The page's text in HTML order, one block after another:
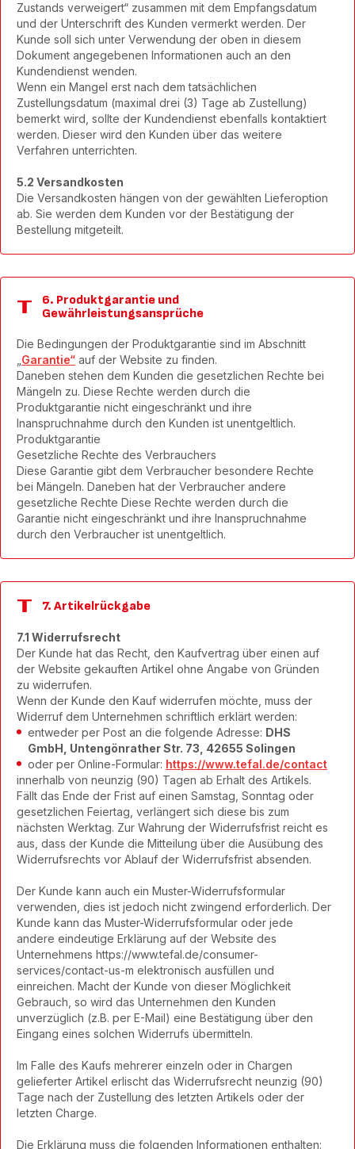
Zustands verweigert“ zusammen mit dem Empfangsdatum
und der Unterschrift des Kunden vermerkt werden. Der
Kunde soll sich unter Verwendung der oben in diesem
Dokument angegebenen Informationen auch an den
Kundendienst wenden.
Wenn ein Mangel erst nach dem tatsächlichen
Zustellungsdatum (maximal drei (3) Tage ab Zustellung)
bemerkt wird, sollte der Kundendienst ebenfalls kontaktiert
werden. Dieser wird den Kunden über das weitere
Verfahren unterrichten.
5.2 Versandkosten
Die Versandkosten hängen von der gewählten Lieferoption
ab. Sie werden dem Kunden vor der Bestätigung der
Bestellung mitgeteilt.
6. Produktgarantie und
Gewährleistungsansprüche
Die Bedingungen der Produktgarantie sind im Abschnitt
Garantie“ auf der Website zu finden.
Daneben stehen dem Kunden die gesetzlichen Rechte bei
Mängeln zu. Diese Rechte werden durch die
Produktgarantie nicht eingeschränkt und ihre
Inanspruchnahme durch den Kunden ist unentgeltlich.
Produktgarantie
Gesetzliche Rechte des Verbrauchers
Diese Garantie gibt dem Verbraucher besondere Rechte
bei Mängeln. Daneben hat der Verbraucher andere
gesetzliche Rechte Diese Rechte werden durch die
Garantie nicht eingeschränkt und ihre Inanspruchnahme
durch den Verbraucher ist unentgeltlich.
7. Artikelrückgabe
7.1 Widerrufsrecht
Der Kunde hat das Recht, den Kaufvertrag über einen auf
der Website gekauften Artikel ohne Angabe von Gründen
zu widerrufen.
Wenn der Kunde den Kauf widerrufen möchte, muss der
Widerruf dem Unternehmen schriftlich erklärt werden:
entweder per Post an die folgende Adresse: DHS
GmbH, Untengönrather Str. 73, 42655 Solingen
oder per Online-Formular: https://www.tefal.de/contact
innerhalb von neunzig (90) Tagen ab Erhalt des Artikels.
Fällt das Ende der Frist auf einen Samstag, Sonntag oder
gesetzlichen Feiertag, verlängert sich diese bis zum
nächsten Werktag. Zur Wahrung der Widerrufsfrist reicht es
aus, dass der Kunde die Mitteilung über die Ausübung des
Widerrufsrechts vor Ablauf der Widerrufsfrist absenden.
Der Kunde kann auch ein Muster-Widerrufsformular
verwenden, dies ist jedoch nicht zwingend erforderlich. Der
Kunde kann das Muster-Widerrufsformular oder jede
andere eindeutige Erklärung auf der Website des
Unternehmens https://www.tefal.de/consumer-
services/contact-us-m elektronisch ausfüllen und
einreichen. Macht der Kunde von dieser Möglichkeit
Gebrauch, so wird das Unternehmen den Kunden
unverzüglich (z.B. per E-Mail) eine Bestätigung über den
Eingang eines solchen Widerrufs übermitteln.
Im Falle des Kaufs mehrerer einzeln oder in Chargen
gelieferter Artikel erlischt das Widerrufsrecht neunzig (90)
Tage nach der Zustellung des letzten Artikels oder der
letzten Charge.
Die Erklärung muss die folgenden Informationen enthalten: